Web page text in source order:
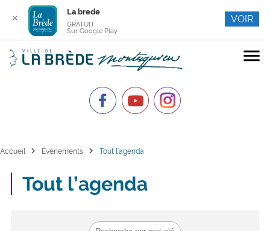
menu
Accueil chevron_right Événements chevron_right Tout l’agenda
Tout l’agenda
✕
La brede
GRATUIT
Sur Google Play
VOIR